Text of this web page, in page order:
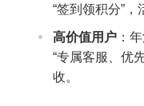
“签到领积分”，
高价值用户 ：
“专属客服、优
收。